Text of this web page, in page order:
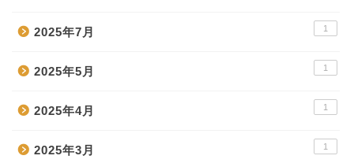
2025年7月 1
2025年5月 1
2025年4月 1
2025年3月 1